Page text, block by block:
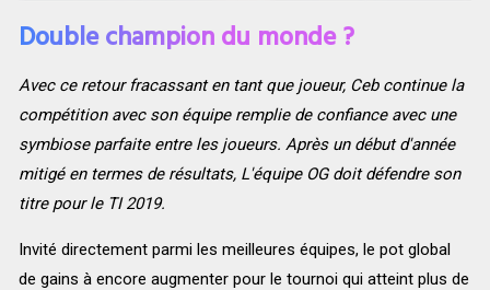
Double champion du monde ?
Avec ce retour fracassant en tant que joueur, Ceb continue la
compétition avec son équipe remplie de confiance avec une
symbiose parfaite entre les joueurs. Après un début d'année
mitigé en termes de résultats, L'équipe OG doit défendre son
titre pour le TI 2019.
Invité directement parmi les meilleures équipes, le pot global
de gains à encore augmenter pour le tournoi qui atteint plus de